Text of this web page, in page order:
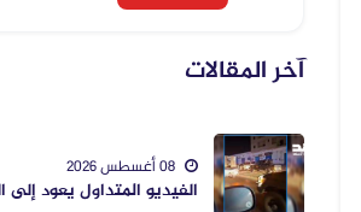
آخر المقالات
الفيديو المتداول يعود إلى